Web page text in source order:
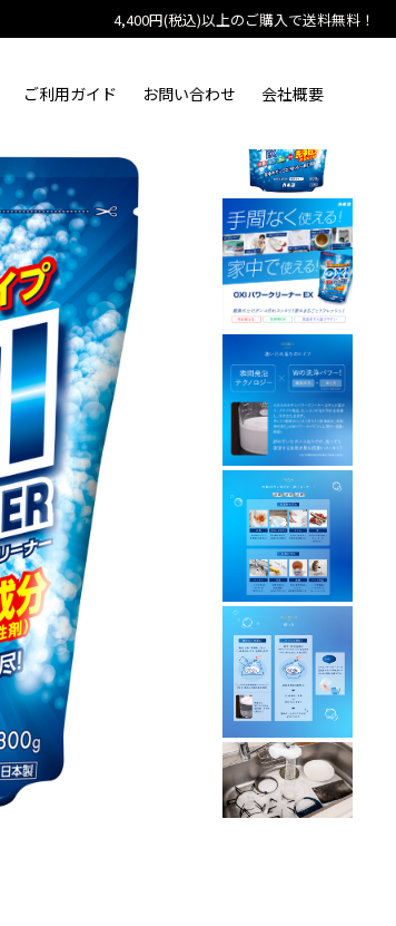
4,400円(税込)以上のご購入で送料無料！
ご利用ガイド お問い合わせ 会社概要